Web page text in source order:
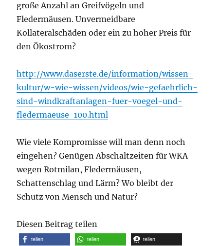
große Anzahl an Greifvögeln und
Fledermäusen. Unvermeidbare
Kollateralschäden oder ein zu hoher Preis für
den Ökostrom?
http://www.daserste.de/information/wissen-
kultur/w-wie-wissen/videos/wie-gefaehrlich-
sind-windkraftanlagen-fuer-voegel-und-
fledermaeuse-100.html
Wie viele Kompromisse will man denn noch
eingehen? Genügen Abschaltzeiten für WKA
wegen Rotmilan, Fledermäusen,
Schattenschlag und Lärm? Wo bleibt der
Schutz von Mensch und Natur?
Diesen Beitrag teilen
teilen teilen teilen